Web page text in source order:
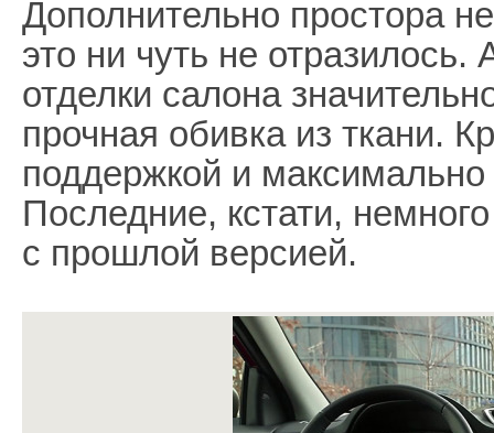
Дополнительно простора
это ни чуть не отразилось.
отделки салона
прочная обивка из ткани.
поддержкой и
Последние, кстати,
с прошлой версией.